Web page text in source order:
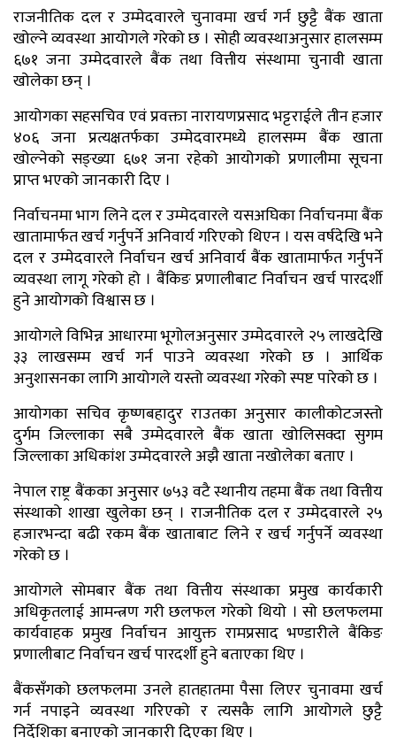
राजनीतिक दल र उम्मेदवारले चुनावमा खर्च गर्न छुट्टै बैंक खाता
खोल्ने व्यवस्था आयोगले गरेको छ । सोही व्यवस्थाअनुसार हालसम्म
६७१ जना उम्मेदवारले बैंक तथा वित्तीय संस्थामा चुनावी खाता
खोलेका छन् ।
आयोगका सहसचिव एवं प्रवक्ता नारायणप्रसाद भट्टराईले तीन हजार
४०६ जना प्रत्यक्षतर्फका उम्मेदवारमध्ये हालसम्म बैंक खाता
खोल्नेको सङ्ख्या ६७१ जना रहेको आयोगको प्रणालीमा सूचना
प्राप्त भएको जानकारी दिए ।
निर्वाचनमा भाग लिने दल र उम्मेदवारले यसअघिका निर्वाचनमा बैंक
खातामार्फत खर्च गर्नुपर्ने अनिवार्य गरिएको थिएन । यस वर्षदेखि भने
दल र उम्मेदवारले निर्वाचन खर्च अनिवार्य बैंक खातामार्फत गर्नुपर्ने
व्यवस्था लागू गरेको हो । बैंकिङ प्रणालीबाट निर्वाचन खर्च पारदर्शी
हुने आयोगको विश्वास छ ।
आयोगले विभिन्न आधारमा भूगोलअनुसार उम्मेदवारले २५ लाखदेखि
३३ लाखसम्म खर्च गर्न पाउने व्यवस्था गरेको छ । आर्थिक
अनुशासनका लागि आयोगले यस्तो व्यवस्था गरेको स्पष्ट पारेको छ ।
आयोगका सचिव कृष्णबहादुर राउतका अनुसार कालीकोटजस्तो
दुर्गम जिल्लाका सबै उम्मेदवारले बैंक खाता खोलिसक्दा सुगम
जिल्लाका अधिकांश उम्मेदवारले अझै खाता नखोलेका बताए ।
नेपाल राष्ट्र बैंकका अनुसार ७५३ वटै स्थानीय तहमा बैंक तथा वित्तीय
संस्थाको शाखा खुलेका छन् । राजनीतिक दल र उम्मेदवारले २५
हजारभन्दा बढी रकम बैंक खाताबाट लिने र खर्च गर्नुपर्ने व्यवस्था
गरेको छ ।
आयोगले सोमबार बैंक तथा वित्तीय संस्थाका प्रमुख कार्यकारी
अधिकृतलाई आमन्त्रण गरी छलफल गरेको थियो । सो छलफलमा
कार्यवाहक प्रमुख निर्वाचन आयुक्त रामप्रसाद भण्डारीले बैंकिङ
प्रणालीबाट निर्वाचन खर्च पारदर्शी हुने बताएका थिए ।
बैंकसँगको छलफलमा उनले हातहातमा पैसा लिएर चुनावमा खर्च
गर्न नपाइने व्यवस्था गरिएको र त्यसकै लागि आयोगले छुट्टै
निर्देशिका बनाएको जानकारी दिएका थिए ।